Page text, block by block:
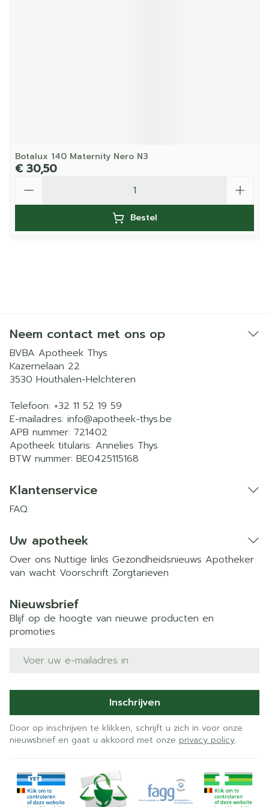
Botalux 140 Maternity Nero N3
€ 30,50
Bestel
Neem contact met ons op
BVBA Apotheek Thys
Kazernelaan 22
3530 Houthalen-Helchteren
Telefoon: +32 11 52 19 59
E-mailadres: info@apotheek-thys.be
APB nummer: 721402
Apotheek titularis: Annelies Thys
BTW nummer: BE0425115168
Klantenservice
FAQ
Uw apotheek
Over ons Nuttige links Gezondheidsnieuws Apotheker
van wacht Voorschrift Zorgtarieven
Nieuwsbrief
Blijf op de hoogte van nieuwe producten en
promoties
E-mail adres
Inschrijven
Door op inschrijven te klikken, schrijft u zich in voor onze
nieuwsbrief en gaat u akkoord met onze privacy policy.